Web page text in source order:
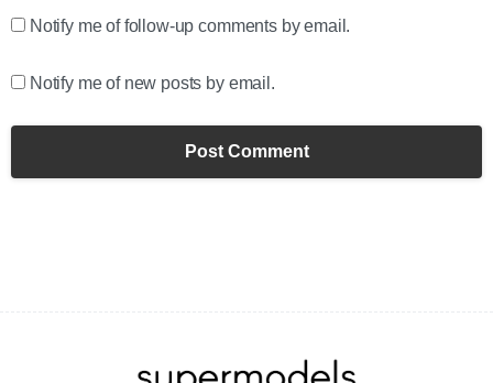
Notify me of follow-up comments by email.
Notify me of new posts by email.